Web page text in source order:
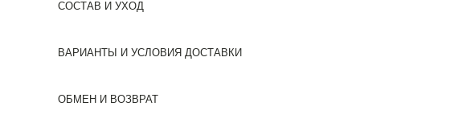
СОСТАВ И УХОД
ВАРИАНТЫ И УСЛОВИЯ ДОСТАВКИ
ОБМЕН И ВОЗВРАТ